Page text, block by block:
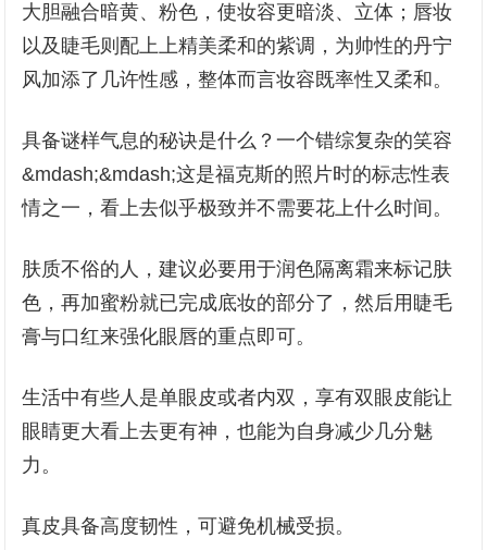
大胆融合暗黄、粉色，使妆容更暗淡、立体；唇妆
以及睫毛则配上上精美柔和的紫调，为帅性的丹宁
风加添了几许性感，整体而言妆容既率性又柔和。
具备谜样气息的秘诀是什么？一个错综复杂的笑容
&mdash;&mdash;这是福克斯的照片时的标志性表
情之一，看上去似乎极致并不需要花上什么时间。
肤质不俗的人，建议必要用于润色隔离霜来标记肤
色，再加蜜粉就已完成底妆的部分了，然后用睫毛
膏与口红来强化眼唇的重点即可。
生活中有些人是单眼皮或者内双，享有双眼皮能让
眼睛更大看上去更有神，也能为自身减少几分魅
力。
真皮具备高度韧性，可避免机械受损。